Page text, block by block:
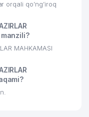
orqali qo’ng’iroq
manzili?
MAHKAMASI